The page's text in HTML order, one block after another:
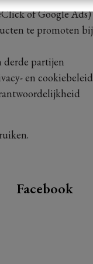
of Google Ads)
te promoten bij
derde partijen
en cookiebeleid
Facebook